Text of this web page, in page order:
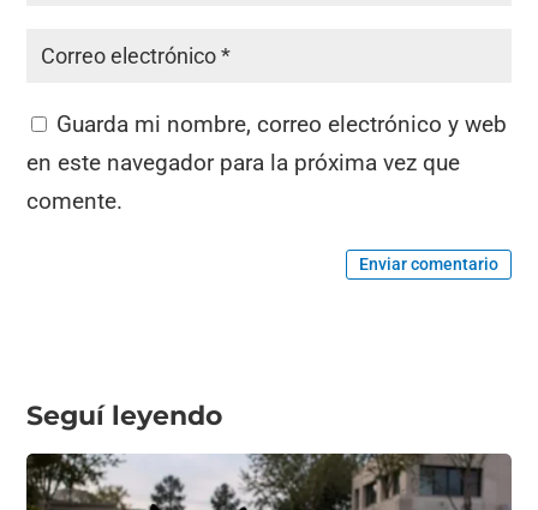
Guarda mi nombre, correo electrónico y web
en este navegador para la próxima vez que
comente.
Enviar comentario
Seguí leyendo